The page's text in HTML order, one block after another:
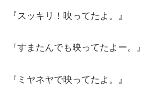
『スッキリ！映ってたよ。』
『すまたんでも映ってたよー。』
『ミヤネヤで映ってたよ。』